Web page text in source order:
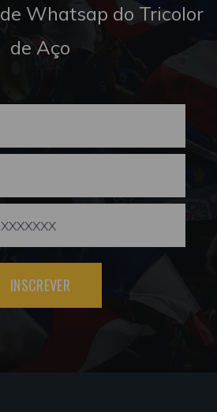
Whatsap do Tricolor
de Aço
INSCREVER